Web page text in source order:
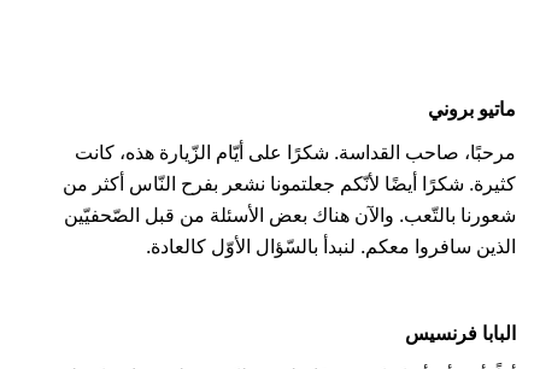
ماتيو بروني
مرحبًا، صاحب القداسة. شكرًا على أيّام الزّيارة هذه، كانت
كثيرة. شكرًا أيضًا لأنّكم جعلتمونا نشعر بفرح النّاس أكثر من
شعورنا بالتّعب. والآن هناك بعض الأسئلة من قبل الصّحفيّين
الذين سافروا معكم. لنبدأ بالسّؤال الأوّل كالعادة.
البابا فرنسيس